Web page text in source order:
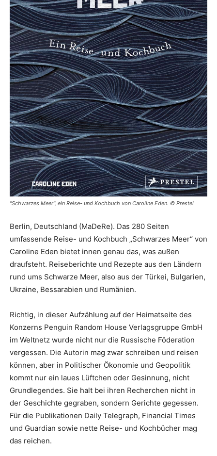
"Schwarzes Meer", ein Reise- und Kochbuch von Caroline Eden. © Prestel
Berlin, Deutschland (MaDeRe). Das 280 Seiten
umfassende Reise- und Kochbuch „Schwarzes Meer“ von
Caroline Eden bietet innen genau das, was außen
draufsteht. Reiseberichte und Rezepte aus den Ländern
rund ums Schwarze Meer, also aus der Türkei, Bulgarien,
Ukraine, Bessarabien und Rumänien.
Richtig, in dieser Aufzählung auf der Heimatseite des
Konzerns Penguin Random House Verlagsgruppe GmbH
im Weltnetz wurde nicht nur die Russische Föderation
vergessen. Die Autorin mag zwar schreiben und reisen
können, aber in Politischer Ökonomie und Geopolitik
kommt nur ein laues Lüftchen oder Gesinnung, nicht
Grundlegendes. Sie halt bei ihren Recherchen nicht in
der Geschichte gegraben, sondern Gerichte gegessen.
Für die Publikationen Daily Telegraph, Financial Times
und Guardian sowie nette Reise- und Kochbücher mag
das reichen.